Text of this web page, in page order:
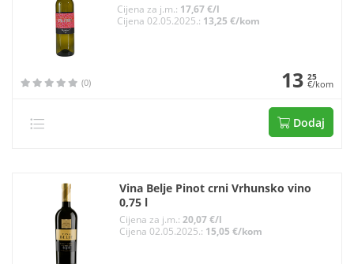
Cijena za j.m.: 17,67 €/l
Cijena 02.05.2025.: 13,25 €/kom
(0) 13 25
€/kom
Dodaj
Vina Belje Pinot crni Vrhunsko vino
0,75 l
Cijena za j.m.: 20,07 €/l
Cijena 02.05.2025.: 15,05 €/kom